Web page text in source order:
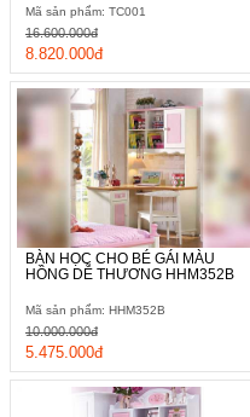
Mã sản phẩm: TC001
8.820.000đ
16.600.000đ
BÀN HỌC CHO BÉ GÁI MÀU
HỒNG DỄ THƯƠNG HHM352B
Mã sản phẩm: HHM352B
5.475.000đ
10.000.000đ